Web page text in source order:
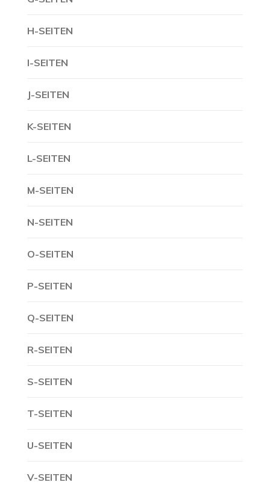
H-SEITEN
I-SEITEN
J-SEITEN
K-SEITEN
L-SEITEN
M-SEITEN
N-SEITEN
O-SEITEN
P-SEITEN
Q-SEITEN
R-SEITEN
S-SEITEN
T-SEITEN
U-SEITEN
V-SEITEN